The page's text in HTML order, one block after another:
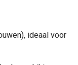
ideaal voor